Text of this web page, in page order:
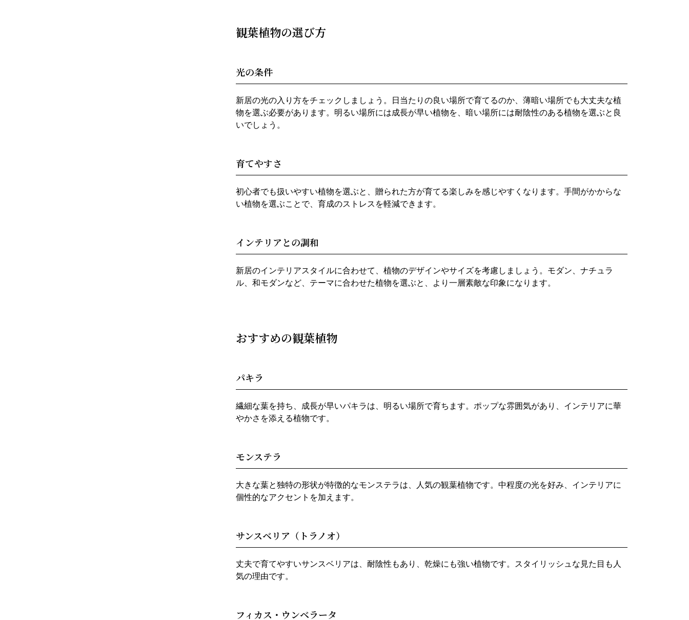
観葉植物の選び方
光の条件
新居の光の入り方をチェックしましょう。日当たりの良い場所で育てるのか、薄暗い場所でも大丈夫な植
物を選ぶ必要があります。明るい場所には成長が早い植物を、暗い場所には耐陰性のある植物を選ぶと良
いでしょう。
育てやすさ
初心者でも扱いやすい植物を選ぶと、贈られた方が育てる楽しみを感じやすくなります。手間がかからな
い植物を選ぶことで、育成のストレスを軽減できます。
インテリアとの調和
新居のインテリアスタイルに合わせて、植物のデザインやサイズを考慮しましょう。モダン、ナチュラ
ル、和モダンなど、テーマに合わせた植物を選ぶと、より一層素敵な印象になります。
おすすめの観葉植物
パキラ
繊細な葉を持ち、成長が早いパキラは、明るい場所で育ちます。ポップな雰囲気があり、インテリアに華
やかさを添える植物です。
モンステラ
大きな葉と独特の形状が特徴的なモンステラは、人気の観葉植物です。中程度の光を好み、インテリアに
個性的なアクセントを加えます。
サンスベリア（トラノオ）
丈夫で育てやすいサンスベリアは、耐陰性もあり、乾燥にも強い植物です。スタイリッシュな見た目も人
気の理由です。
フィカス・ウンベラータ